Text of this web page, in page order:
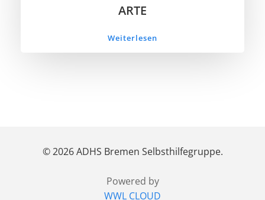
ARTE
Weiterlesen
© 2026 ADHS Bremen Selbsthilfegruppe.
Powered by
WWL CLOUD